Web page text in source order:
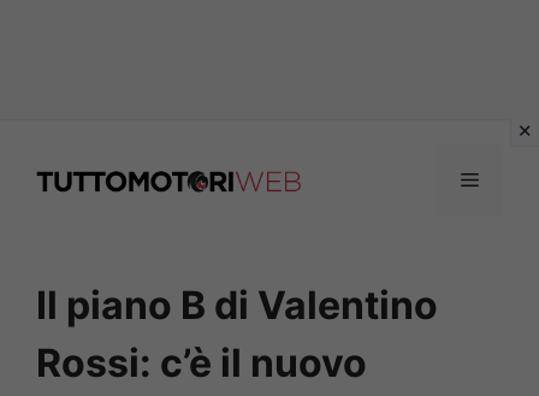
Menu
Il piano B di Valentino
Rossi: c’è il nuovo